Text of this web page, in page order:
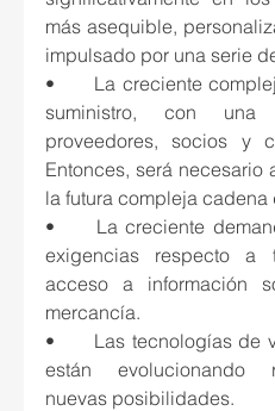
más asequible,
impulsado por una serie
•	La creciente complejidad de las cadenas de
suministro, con
proveedores, socios y
Entonces, será
la futura compleja cadena
•	La creciente demanda de los clientes y sus
exigencias respecto a
acceso a información
mercancía.
•	Las tecnologías de visibilidad en tiempo real
están evolucionando
nuevas posibilidades.